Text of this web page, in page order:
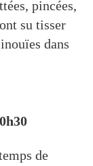
pincées,
su tisser
dans
s de